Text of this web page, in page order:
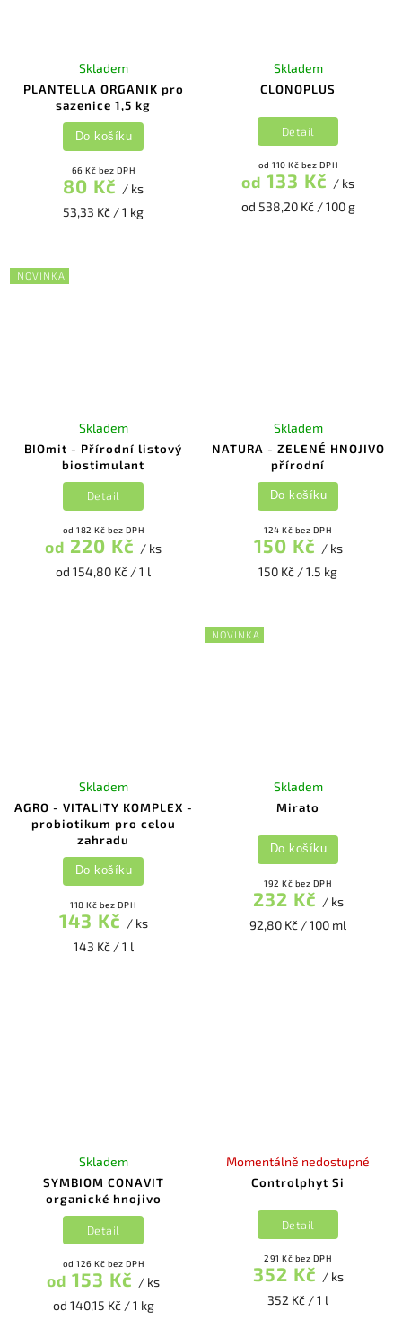
PLANTELLA ORGANIK pro
sazenice 1,5 kg
Skladem
66 Kč bez DPH
80 Kč / ks
53,33 Kč / 1 kg
Do košíku
CLONOPLUS
Skladem
od 110 Kč bez DPH
od 133 Kč / ks
od 538,20 Kč / 100 g
Detail
NOVINKA
BIOmit - Přírodní listový
biostimulant
Skladem
od 182 Kč bez DPH
od 220 Kč / ks
od 154,80 Kč / 1 l
Detail
NATURA - ZELENÉ HNOJIVO
přírodní
Skladem
124 Kč bez DPH
150 Kč / ks
150 Kč / 1.5 kg
Do košíku
AGRO - VITALITY KOMPLEX -
probiotikum pro celou
zahradu
Skladem
118 Kč bez DPH
143 Kč / ks
143 Kč / 1 l
Do košíku
NOVINKA
Mirato
Skladem
192 Kč bez DPH
232 Kč / ks
92,80 Kč / 100 ml
Do košíku
SYMBIOM CONAVIT
organické hnojivo
Skladem
od 126 Kč bez DPH
od 153 Kč / ks
od 140,15 Kč / 1 kg
Detail
Controlphyt Si
Momentálně nedostupné
291 Kč bez DPH
352 Kč / ks
352 Kč / 1 l
Detail